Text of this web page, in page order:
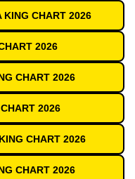
KING CHART 2026
2026
CHART 2026
2026
CHART 2026
CHART 2026